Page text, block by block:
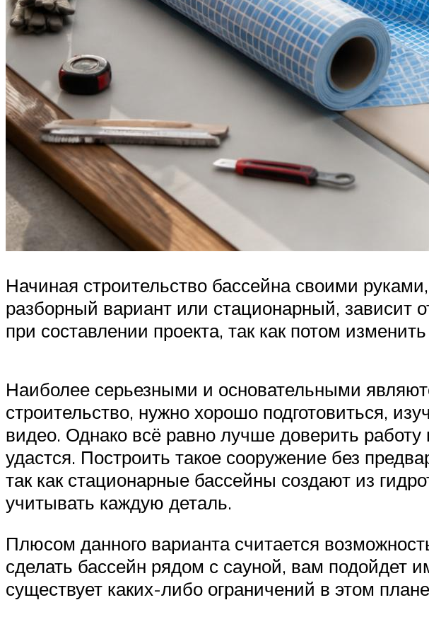
Начиная строительство бассейна своими
разборный вариант или стационарный, зависит
при составлении проекта, так как потом
Наиболее серьезными и основательными
строительство, нужно хорошо подготовиться,
видео. Однако всё равно лучше доверить
удастся. Построить такое сооружение без
так как стационарные бассейны создают из
учитывать каждую деталь.
Плюсом данного варианта считается
сделать бассейн рядом с сауной, вам подойдет
существует каких-либо ограничений в этом